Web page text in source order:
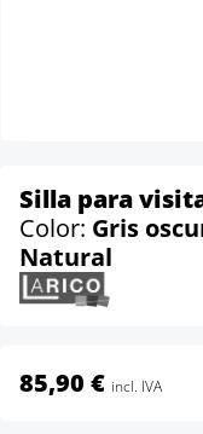
Silla para
Color: Gris
Natural
85,90 € incl. IVA